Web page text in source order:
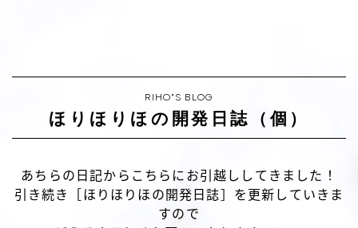
RIHO"S BLOG
ほりほりほの開発日誌（個）
あちらの日記からこちらにお引越ししてきました！
引き続き［ほりほりほの開発日誌］を更新していきま
すので